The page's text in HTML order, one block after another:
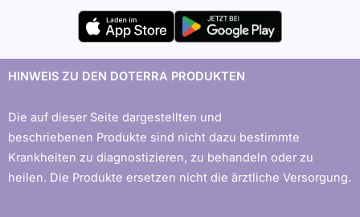
HINWEIS ZU DEN DOTERRA PRODUKTEN
Die auf dieser Seite dargestellten und
beschriebenen Produkte sind nicht dazu bestimmte
Krankheiten zu diagnostizieren, zu behandeln oder zu
heilen. Die Produkte ersetzen nicht die ärztliche Versorgung.